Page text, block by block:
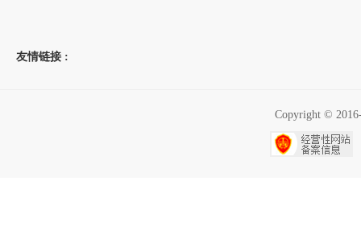
友情链接 :
Copyright ©